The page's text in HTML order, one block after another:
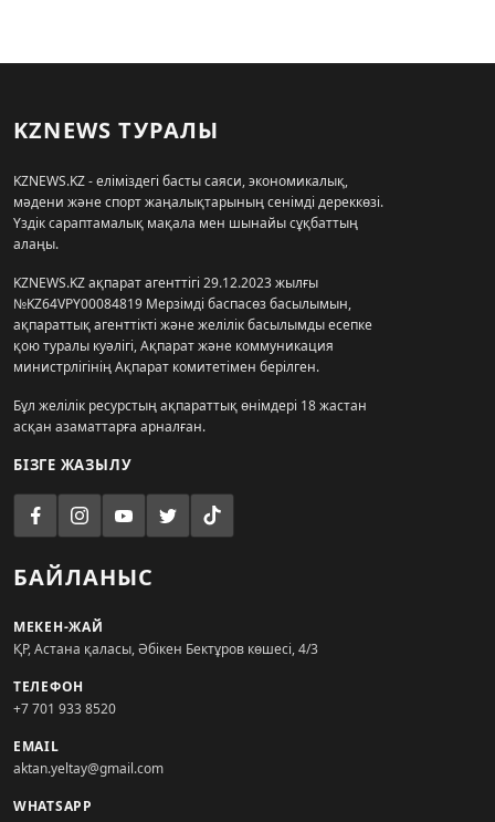
KZNEWS ТУРАЛЫ
KZNEWS.KZ - еліміздегі басты саяси, экономикалық,
мәдени және спорт жаңалықтарының сенімді дереккөзі.
Үздік сараптамалық мақала мен шынайы сұқбаттың
алаңы.
KZNEWS.KZ ақпарат агенттігі 29.12.2023 жылғы
№KZ64VPY00084819 Мерзімді баспасөз басылымын,
ақпараттық агенттікті және желілік басылымды есепке
қою туралы куәлігі, Ақпарат және коммуникация
министрлігінің Ақпарат комитетімен берілген.
Бұл желілік ресурстың ақпараттық өнімдері 18 жастан
асқан азаматтарға арналған.
БІЗГЕ ЖАЗЫЛУ
БАЙЛАНЫС
МЕКЕН-ЖАЙ
ҚР, Астана қаласы, Әбікен Бектұров көшесі, 4/3
ТЕЛЕФОН
+7 701 933 8520
EMAIL
aktan.yeltay@gmail.com
WHATSAPP